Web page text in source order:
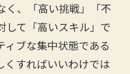
く、「高い挑戦」「不
して「高いスキル」で
ブな集中状態である
くすればいいわけでは